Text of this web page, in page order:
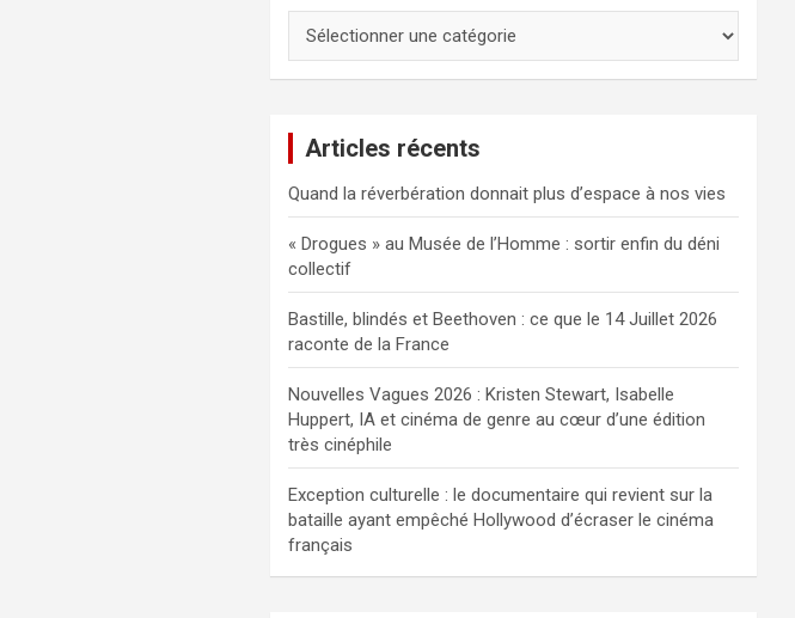
Articles récents
Quand la réverbération donnait plus d’espace à nos vies
« Drogues » au Musée de l’Homme : sortir enfin du déni
collectif
Bastille, blindés et Beethoven : ce que le 14 Juillet 2026
raconte de la France
Nouvelles Vagues 2026 : Kristen Stewart, Isabelle
Huppert, IA et cinéma de genre au cœur d’une édition
très cinéphile
Exception culturelle : le documentaire qui revient sur la
bataille ayant empêché Hollywood d’écraser le cinéma
français